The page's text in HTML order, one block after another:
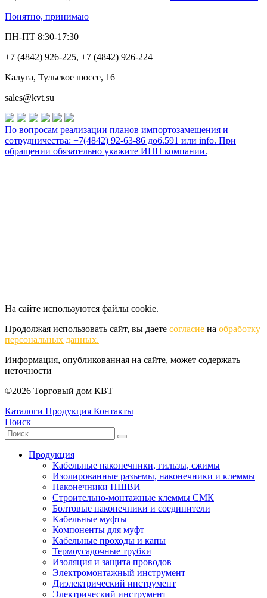
Понятно, принимаю
ПН-ПТ 8:30-17:30
+7 (4842) 926-225, +7 (4842) 926-224
Калуга, Тульское шоссе, 16
sales@kvt.su
По вопросам реализации планов импортозамещения и
сотрудничества: +7(4842) 92-63-86 доб.591 или info. При
обращении обязательно укажите ИНН компании.
На сайте используются файлы cookie.
Продолжая использовать сайт, вы даете согласие на обработку
персональных данных.
Информация, опубликованная на сайте, может содержать
неточности
©2026 Торговый дом КВТ
Каталоги Продукция Контакты
Поиск
Продукция
Кабельные наконечники, гильзы, сжимы
Изолированные разъемы, наконечники и клеммы
Наконечники НШВИ
Строительно-монтажные клеммы СМК
Болтовые наконечники и соединители
Кабельные муфты
Компоненты для муфт
Кабельные проходы и капы
Термоусадочные трубки
Изоляция и защита проводов
Электромонтажный инструмент
Диэлектрический инструмент
Электрический инструмент